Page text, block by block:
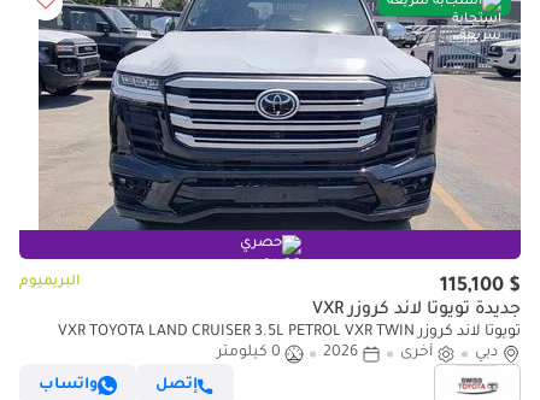
حصري
$ 115,100 البريميوم
جديدة تويوتا لاند كروزر VXR
تويوتا لاند كروزر VXR TOYOTA LAND CRUISER 3.5L PETROL VXR TWIN
TURBO JBL MY2026
دبي أخرى 2026
0 كيلومتر
إتصل
واتساب